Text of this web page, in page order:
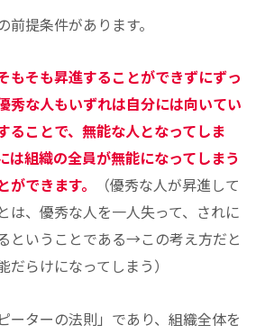
提条件があります。
もそも昇進することができずにずっ
秀な人もいずれは自分には向いてい
ることで、無能な人となってしま
は組織の全員が無能になってしまう
できます。
（優秀な人が昇進して
は、優秀な人を一人失って、されに
ということである→この考え方だと
らけになってしまう）
ーターの法則」であり、組織全体を